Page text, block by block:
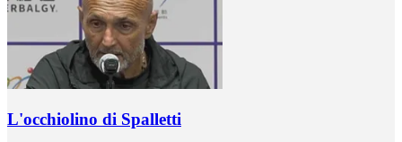
L'occhiolino di Spalletti